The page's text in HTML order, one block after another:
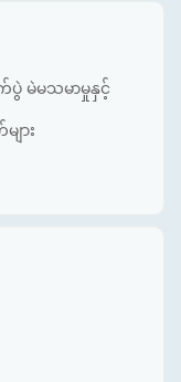
ပွဲ မဲမသမာမှုနှင့်
ျား